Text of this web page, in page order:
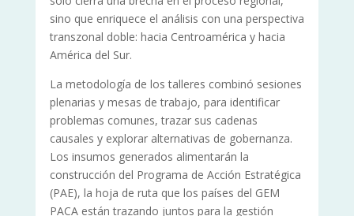
sino que enriquece el análisis con una perspectiva
transzonal doble: hacia Centroamérica y hacia
América del Sur.
La metodología de los talleres combinó sesiones
plenarias y mesas de trabajo, para identificar
problemas comunes, trazar sus cadenas
causales y explorar alternativas de gobernanza.
Los insumos generados alimentarán la
construcción del Programa de Acción Estratégica
(PAE), la hoja de ruta que los países del GEM
PACA están trazando juntos para la gestión